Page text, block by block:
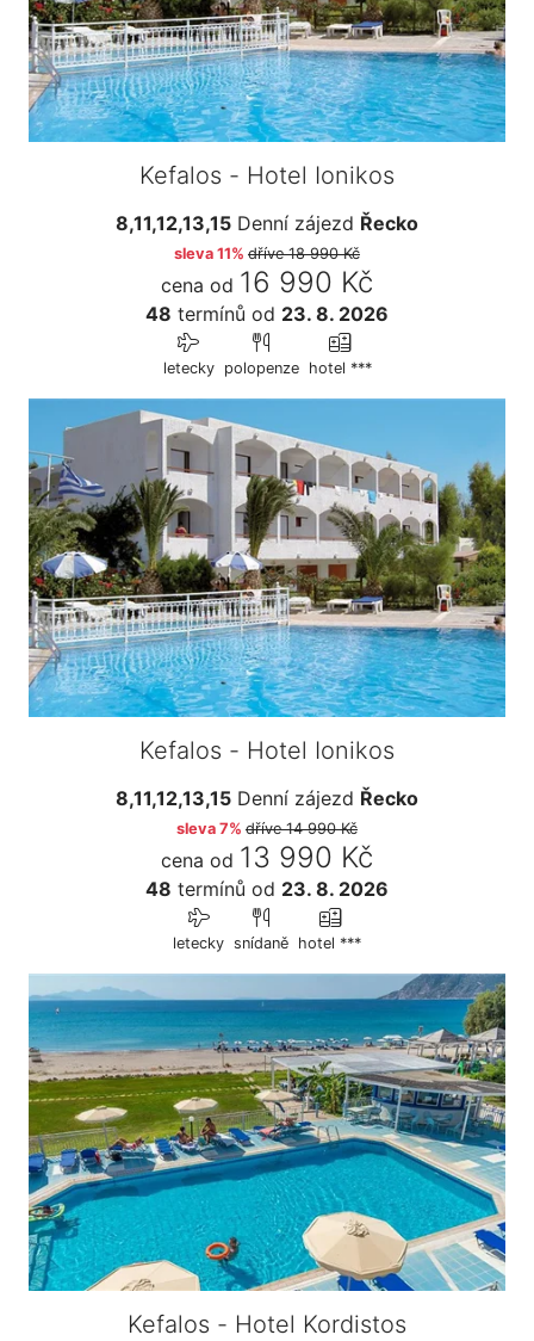
Kefalos - Hotel Ionikos
8,11,12,13,15 Denní zájezd Řecko
sleva 11% dříve18 990 Kč
cena od 16 990 Kč
48 termínů od 23. 8. 2026
letecky polopenze hotel ***
Kefalos - Hotel Ionikos
8,11,12,13,15 Denní zájezd Řecko
sleva 7% dříve14 990 Kč
cena od 13 990 Kč
48 termínů od 23. 8. 2026
letecky snídaně hotel ***
Kefalos - Hotel Kordistos